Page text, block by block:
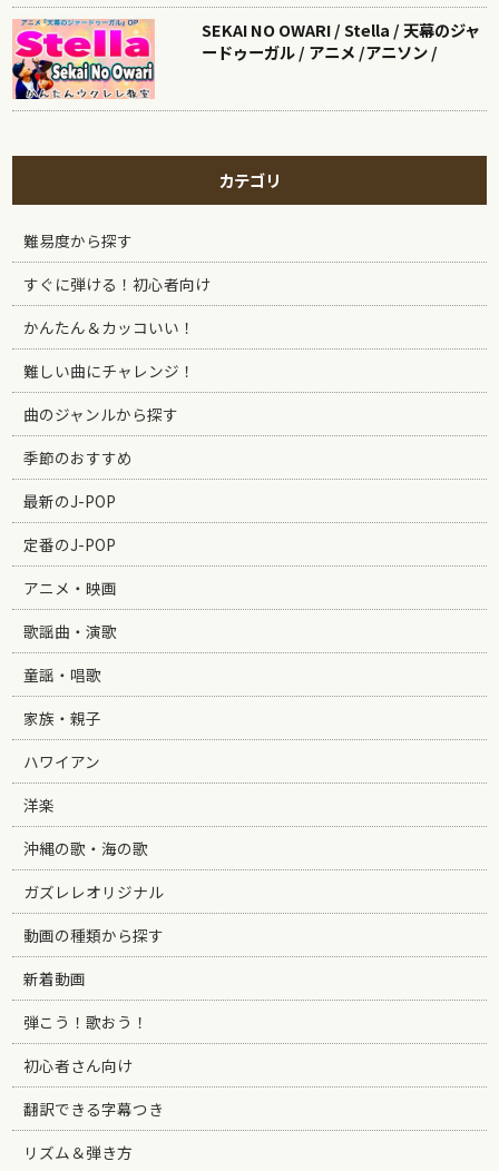
SEKAI NO OWARI / Stella / 天幕のジャ
ードゥーガル / アニメ /アニソン /
カテゴリ
難易度から探す
すぐに弾ける！初心者向け
かんたん＆カッコいい！
難しい曲にチャレンジ！
曲のジャンルから探す
季節のおすすめ
最新のJ-POP
定番のJ-POP
アニメ・映画
歌謡曲・演歌
童謡・唱歌
家族・親子
ハワイアン
洋楽
沖縄の歌・海の歌
ガズレレオリジナル
動画の種類から探す
新着動画
弾こう！歌おう！
初心者さん向け
翻訳できる字幕つき
リズム＆弾き方